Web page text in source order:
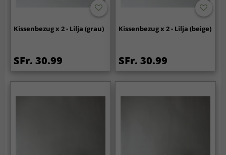
Kissenbezug x 2 - Lilja (grau)
SFr. 30.99
Kissenbezug x 2 - Lilja (beige)
SFr. 30.99